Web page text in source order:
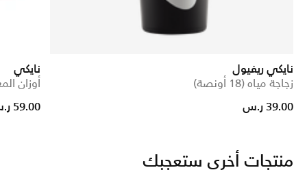
نايكي ريفيول
زجاجة مياه (18 أونصة)
39.00 ر.س
نايكي
أوزان
Price reduced from
59.00 ر.س
منتجات أخرى ستعجبك